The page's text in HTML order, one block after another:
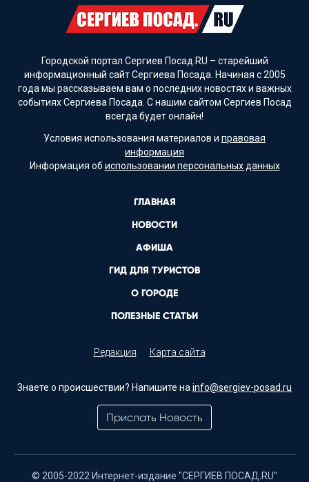
Городской портал Сергиев Посад.RU – старейший
информационный сайт Сергиева Посада. Начиная с 2005
года мы рассказываем вам о последних новостях и важных
событиях Сергиева Посада. С нашим сайтом Сергиев Посад
всегда будет онлайн!
Условия использования материалов и правовая
информация
Информация об использовании персональных данных
ГЛАВНАЯ
НОВОСТИ
АФИША
ГИД ДЛЯ ТУРИСТОВ
О ГОРОДЕ
ПОЛЕЗНЫЕ СТАТЬИ
Редакция Карта сайта
Знаете о происшествии? Напишите на info@sergiev-posad.ru
Прислать Новость
© 2005-2022 Интернет-издание "СЕРГИЕВ ПОСАД.RU"